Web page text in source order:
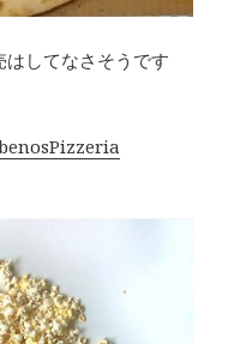
してなさそうです